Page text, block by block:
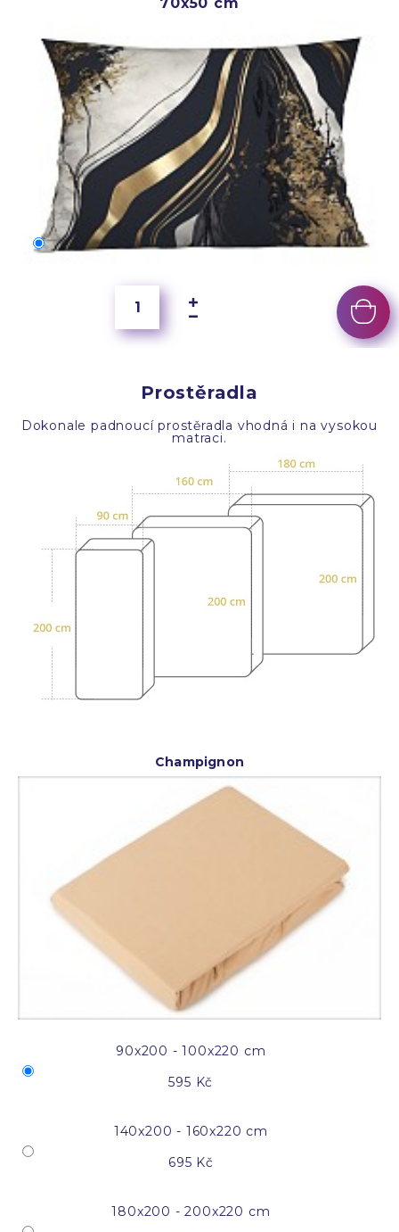
70x50 cm
Prostěradla
Dokonale padnoucí prostěradla vhodná i na vysokou
matraci.
Champignon
90x200 - 100x220 cm
595 Kč
140x200 - 160x220 cm
695 Kč
180x200 - 200x220 cm